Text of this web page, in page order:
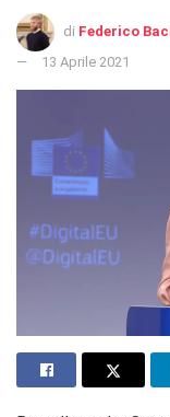
di Federico
13 Aprile 2021